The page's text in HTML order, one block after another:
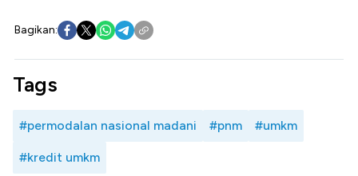
Bagikan:
Tags
#permodalan nasional madani #pnm #umkm
#kredit umkm